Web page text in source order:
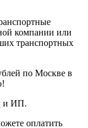
компании или
транспортных
по Москве в
и ИП.
оплатить